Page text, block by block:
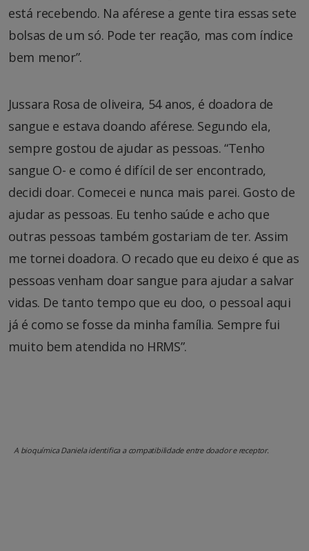
está recebendo. Na aférese a gente tira essas sete
bolsas de um só. Pode ter reação, mas com índice
bem menor”.
Jussara Rosa de oliveira, 54 anos, é doadora de
sangue e estava doando aférese. Segundo ela,
sempre gostou de ajudar as pessoas. “Tenho
sangue O- e como é difícil de ser encontrado,
decidi doar. Comecei e nunca mais parei. Gosto de
ajudar as pessoas. Eu tenho saúde e acho que
outras pessoas também gostariam de ter. Assim
me tornei doadora. O recado que eu deixo é que as
pessoas venham doar sangue para ajudar a salvar
vidas. De tanto tempo que eu doo, o pessoal aqui
já é como se fosse da minha família. Sempre fui
muito bem atendida no HRMS”.
A bioquímica Daniela identifica a compatibilidade entre doador e receptor.